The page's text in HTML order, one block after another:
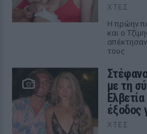
ΧΤΕΣ
Η πρώην
και ο
τους
με τη
έξοδος
ΧΤΕΣ